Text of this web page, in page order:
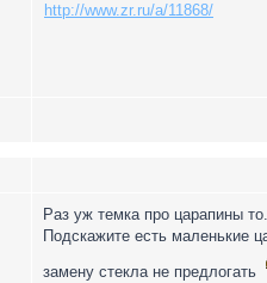
http://www.zr.ru/a/11868/
Раз уж темка про царапины
Подскажите есть маленькие
замену стекла не предлогать